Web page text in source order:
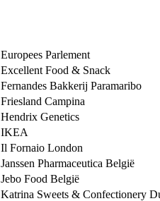
Europees Parlement
Excellent Food & Snack
Fernandes Bakkerij Paramaribo
Friesland Campina
Hendrix Genetics
IKEA
Il Fornaio London
Janssen Pharmaceutica België
Jebo Food België
Katrina Sweets & Confectionery